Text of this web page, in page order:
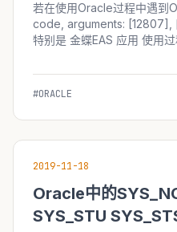
若在使用Oracle过程中遇
code, arguments:
特别是 金蝶EAS 应用 使用
导致后续无法创建任何表和临时表。 针对该
要通过...
#ORACLE
2019-11-18
Oracle中的
SYS_STU